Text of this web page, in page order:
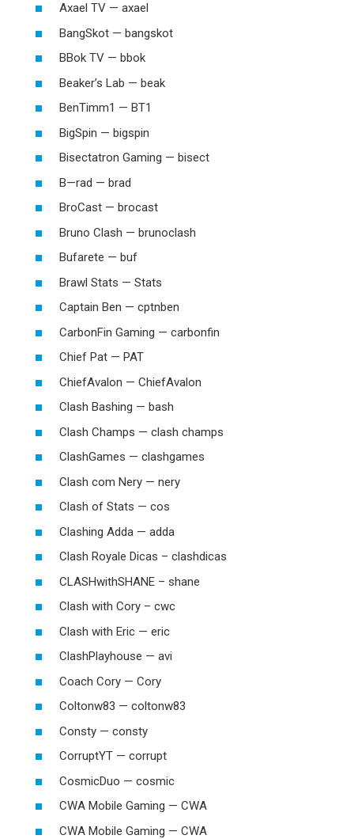
Axael TV — axael
BangSkot — bangskot
BBok TV — bbok
Beaker’s Lab — beak
BenTimm1 — BT1
BigSpin — bigspin
Bisectatron Gaming — bisect
B—rad — brad
BroCast — brocast
Bruno Clash — brunoclash
Bufarete — buf
Brawl Stats — Stats
Captain Ben — cptnben
CarbonFin Gaming — carbonfin
Chief Pat — PAT
ChiefAvalon — ChiefAvalon
Clash Bashing — bash
Clash Champs — clash champs
ClashGames — clashgames
Clash com Nery — nery
Clash of Stats — cos
Clashing Adda — adda
Clash Royale Dicas – clashdicas
CLASHwithSHANE – shane
Clash with Cory – cwc
Clash with Eric — eric
ClashPlayhouse — avi
Coach Cory — Cory
Coltonw83 — coltonw83
Consty — consty
CorruptYT — corrupt
CosmicDuo — cosmic
CWA Mobile Gaming — CWA
CWA Mobile Gaming — CWA